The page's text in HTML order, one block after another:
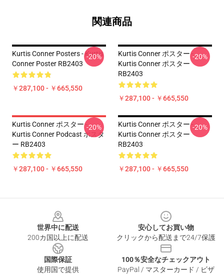
関連商品
Kurtis Conner Posters - Kurtis
Conner Poster RB2403
￥287,100 - ￥665,550
-20%
Kurtis Conner ポスター -
Kurtis Conner ポスター
RB2403
￥287,100 - ￥665,550
-20%
Kurtis Conner ポスター -
Kurtis Conner Podcast ポスタ
ー RB2403
￥287,100 - ￥665,550
-20%
Kurtis Conner ポスター -
Kurtis Conner ポスター
RB2403
￥287,100 - ￥665,550
-20%
世界中に配送
200カ国以上に配送
安心してお買い物
クリックから配送まで24/7保護
国際保証
使用国で提供
100％安全なチェックアウト
PayPal / マスターカード / ビザ